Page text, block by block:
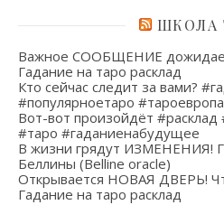
ШКОЛА
Важное СООБЩЕНИЕ
Гадание на таро расклад
Кто сейчас следит за вами?
#популярноетаро #тароевропа
Вот-вот произойдёт #расклад
#таро #гаданиенабудущее
В жизни грядут ИЗМЕНЕНИЯ!
Беллины (Belline oracle)
Открывается НОВАЯ ДВЕРЬ!
Гадание на таро расклад